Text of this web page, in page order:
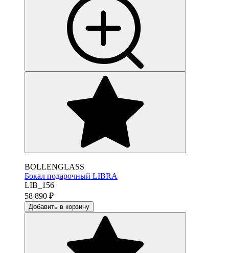
BOLLENGLASS
Бокал подарочный LIBRA
LIB_156
58 890 ₽
Добавить в корзину